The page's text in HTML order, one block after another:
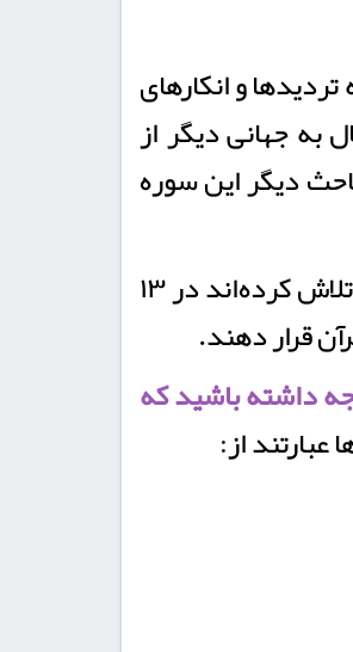
و انکارهای
به جهانی دیگر از
دیگر این سوره
در این درس که با همکاری مرکز آموزش الکترونیکی دانشگاه قرآن و حدیث تولید شده است، استاد محترم تلاش کرده‌اند در ۱۳
قرار دهند.
داشته باشید که
از: